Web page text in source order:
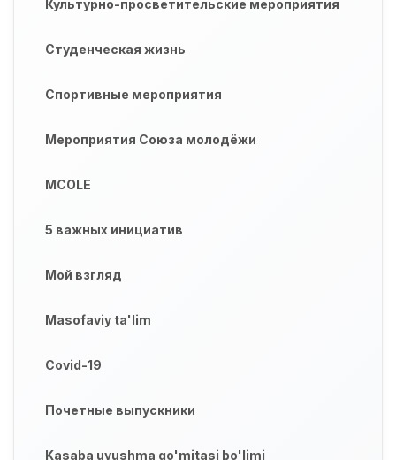
Культурно-просветительские мероприятия
Студенческая жизнь
Спортивные мероприятия
Мероприятия Союза молодёжи
MCOLE
5 важных инициатив
Мой взгляд
Masofaviy ta'lim
Covid-19
Почетные выпускники
Kasaba uyushma qo'mitasi bo'limi